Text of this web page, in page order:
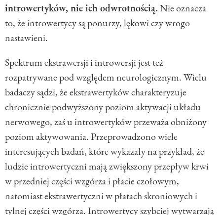
introwertyków, nie ich odwrotnością.Nie oznacza
to, że introwertycy są ponurzy, lękowi czy wrogo
nastawieni.
Spektrum ekstrawersji i introwersji jest też
rozpatrywane pod względem neurologicznym. Wielu
badaczy sądzi, że ekstrawertyków charakteryzuje
chronicznie podwyższony poziom aktywacji układu
nerwowego, zaś u introwertyków przeważa obniżony
poziom aktywowania. Przeprowadzono wiele
interesujących badań, które wykazały na przykład, że
ludzie introwertyczni mają zwiększony przepływ krwi
w przedniej części wzgórza i płacie czołowym,
natomiast ekstrawertyczni w płatach skroniowych i
tylnej części wzgórza. Introwertycy szybciej wytwarzają